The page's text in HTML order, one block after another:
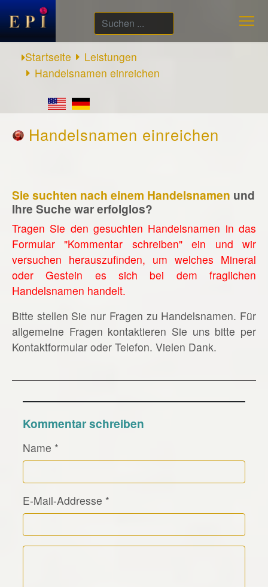
Suchen
...
Startseite
Leistungen
Handelsnamen einreichen
Handelsnamen einreichen
Sie suchten nach einem Handelsnamen und
Ihre Suche war erfolglos?
Tragen Sie den gesuchten Handelsnamen in das
Formular "Kommentar schreiben" ein und wir
versuchen herauszufinden, um welches Mineral
oder Gestein es sich bei dem fraglichen
Handelsnamen handelt.
Bitte stellen Sie nur Fragen zu Handelsnamen. Für
allgemeine Fragen kontaktieren Sie uns bitte per
Kontaktformular oder Telefon. Vielen Dank.
Kommentar schreiben
Name *
E-Mail-Addresse *
Kommentar Text